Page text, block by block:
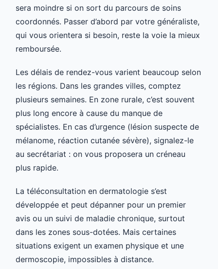
sera moindre si on sort du parcours de soins
coordonnés. Passer d’abord par votre généraliste,
qui vous orientera si besoin, reste la voie la mieux
remboursée.
Les délais de rendez-vous varient beaucoup selon
les régions. Dans les grandes villes, comptez
plusieurs semaines. En zone rurale, c’est souvent
plus long encore à cause du manque de
spécialistes. En cas d’urgence (lésion suspecte de
mélanome, réaction cutanée sévère), signalez-le
au secrétariat : on vous proposera un créneau
plus rapide.
La téléconsultation en dermatologie s’est
développée et peut dépanner pour un premier
avis ou un suivi de maladie chronique, surtout
dans les zones sous-dotées. Mais certaines
situations exigent un examen physique et une
dermoscopie, impossibles à distance.